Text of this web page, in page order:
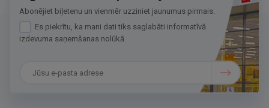
Abonējiet biļetenu un vienmēr uzziniet jaunumus pirmais.
Es piekrītu, ka mani dati tiks saglabāti informatīvā
izdevuma saņemšanas nolūkā